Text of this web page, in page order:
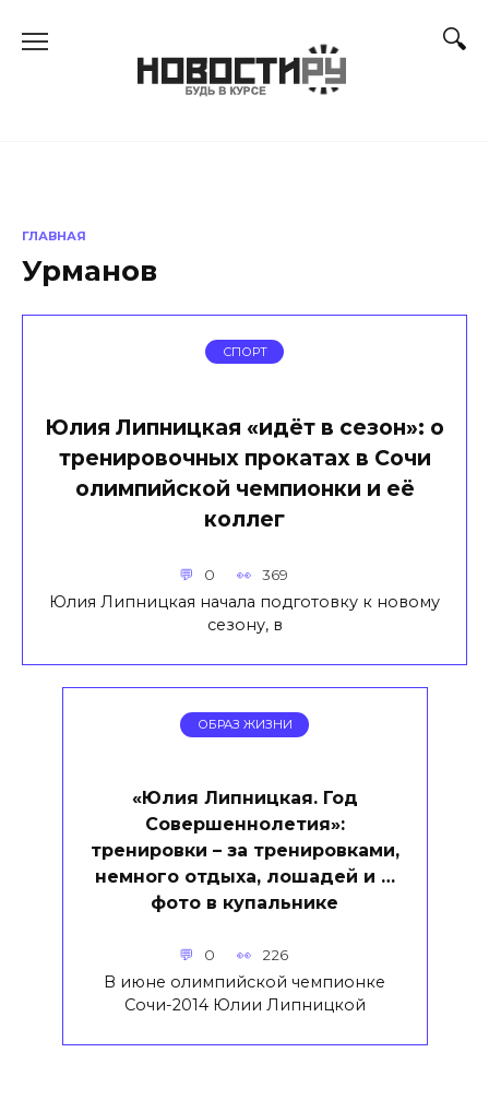
ГЛАВНАЯ
Урманов
СПОРТ
Юлия Липницкая «идёт в сезон»: о
тренировочных прокатах в Сочи
олимпийской чемпионки и её
коллег
0 369
Юлия Липницкая начала подготовку к новому
сезону, в
ОБРАЗ ЖИЗНИ
«Юлия Липницкая. Год
Совершеннолетия»:
тренировки – за тренировками,
немного отдыха, лошадей и …
фото в купальнике
0 226
В июне олимпийской чемпионке
Сочи-2014 Юлии Липницкой